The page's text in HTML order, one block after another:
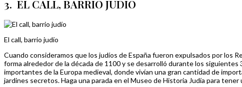
3. EL CALL, BARRIO JUDIO
El call, barrio judío
Cuando consideramos que los judíos de España fueron expulsados ​​por los
forma alrededor de la década de 1100 y se desarrolló durante los
importantes de la Europa medieval, donde vivían una gran cantidad de
jardines secretos. Haga una parada en el Museo de Historia Judía para